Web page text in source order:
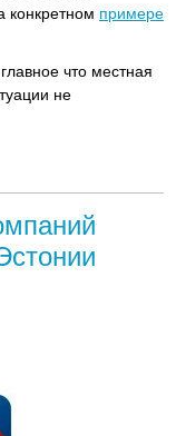
конкретном примере
что местная
не